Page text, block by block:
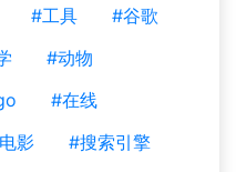
#工具
#谷歌
#动物
#在线
影
#搜索引擎